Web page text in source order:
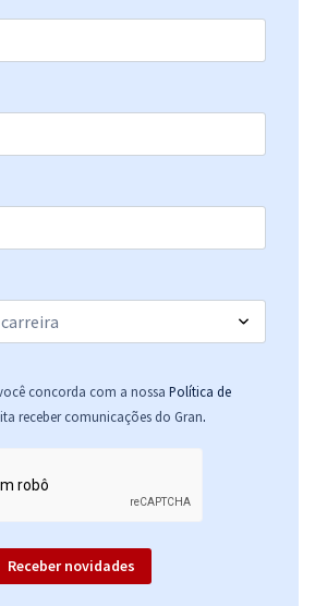
concorda com a nossa Política de
receber comunicações do Gran.
Receber novidades